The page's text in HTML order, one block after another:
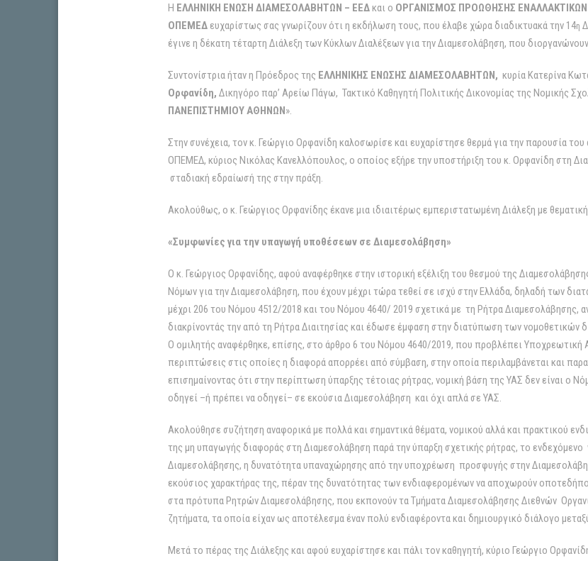
Η ΕΛΛΗΝΙΚΗ ΕΝΩΣΗ ΔΙΑΜΕΣΟΛΑΒΗΤΩΝ – ΕΕΔκαι ο ΟΡΓΑΝΙΣΜΟΣ ΠΡΟΩΘΗΣΗΣ
ΟΠΕΜΕΔ ευχαρίστως σας γνωρίζουν ότι η εκδήλωση τους, που έλαβε χώρα διαδικτυακά την 14η
έγινε η δέκατη τέταρτη Διάλεξη των Κύκλων Διαλέξεων για την Διαμεσολάβηση, που
Συντονίστρια ήταν η Πρόεδρος της ΕΛΛΗΝΙΚΗΣ ΕΝΩΣΗΣ ΔΙΑΜΕΣΟΛΑΒΗΤΩΝ, κυρία Κατερίνα
Ορφανίδη, Δικηγόρο παρ’ Αρείω Πάγω, Τακτικό Καθηγητή Πολιτικής Δικονομίας της Νομικής
ΠΑΝΕΠΙΣΤΗΜΙΟΥ ΑΘΗΝΩΝ».
Στην συνέχεια, τον κ. Γεώργιο Ορφανίδη καλοσωρίσε και ευχαρίστησε θερμά για την παρουσία
ΟΠΕΜΕΔ, κύριος Νικόλας Κανελλόπουλος, ο οποίος εξήρε την υποστήριξη του κ. Ορφανίδη στη
σταδιακή εδραίωσή της στην πράξη.
Ακολούθως, ο κ. Γεώργιος Ορφανίδης έκανε μια ιδιαιτέρως εμπεριστατωμένη Διάλεξη με
«Συμφωνίες για την υπαγωγή υποθέσεων σε Διαμεσολάβηση»
Ο κ. Γεώργιος Ορφανίδης, αφού αναφέρθηκε στην ιστορική εξέλιξη του θεσμού της
Νόμων για την Διαμεσολάβηση, που έχουν μέχρι τώρα τεθεί σε ισχύ στην Ελλάδα, δηλαδή των
μέχρι 206 του Νόμου 4512/2018 και του Νόμου 4640/ 2019 σχετικά με τη Ρήτρα Διαμεσολάβησης,
διακρίνοντάς την από τη Ρήτρα Διαιτησίας και έδωσε έμφαση στην διατύπωση των νομοθετικών
Ο ομιλητής αναφέρθηκε, επίσης, στο άρθρο 6 του Νόμου 4640/2019, που προβλέπει Υποχρεωτική
περιπτώσεις στις οποίες η διαφορά απορρέει από σύμβαση, στην οποία περιλαμβάνεται και
επισημαίνοντας ότι στην περίπτωση ύπαρξης τέτοιας ρήτρας, νομική βάση της ΥΑΣ δεν είναι ο
οδηγεί –ή πρέπει να οδηγεί– σε εκούσια Διαμεσολάβηση και όχι απλά σε ΥΑΣ.
Ακολούθησε συζήτηση αναφορικά με πολλά και σημαντικά θέματα, νομικού αλλά και πρακτικού
της μη υπαγωγής διαφοράς στη Διαμεσολάβηση παρά την ύπαρξη σχετικής ρήτρας, το
Διαμεσολάβησης, η δυνατότητα υπαναχώρησης από την υποχρέωση προσφυγής στην
εκούσιος χαρακτήρας της, πέραν της δυνατότητας των ενδιαφερομένων να αποχωρούν
στα πρότυπα Ρητρών Διαμεσολάβησης, που εκπονούν τα Τμήματα Διαμεσολάβησης Διεθνών
ζητήματα, τα οποία είχαν ως αποτέλεσμα έναν πολύ ενδιαφέροντα και δημιουργικό διάλογο
Μετά το πέρας της Διάλεξης και αφού ευχαρίστησε και πάλι τον καθηγητή, κύριο Γεώργιο